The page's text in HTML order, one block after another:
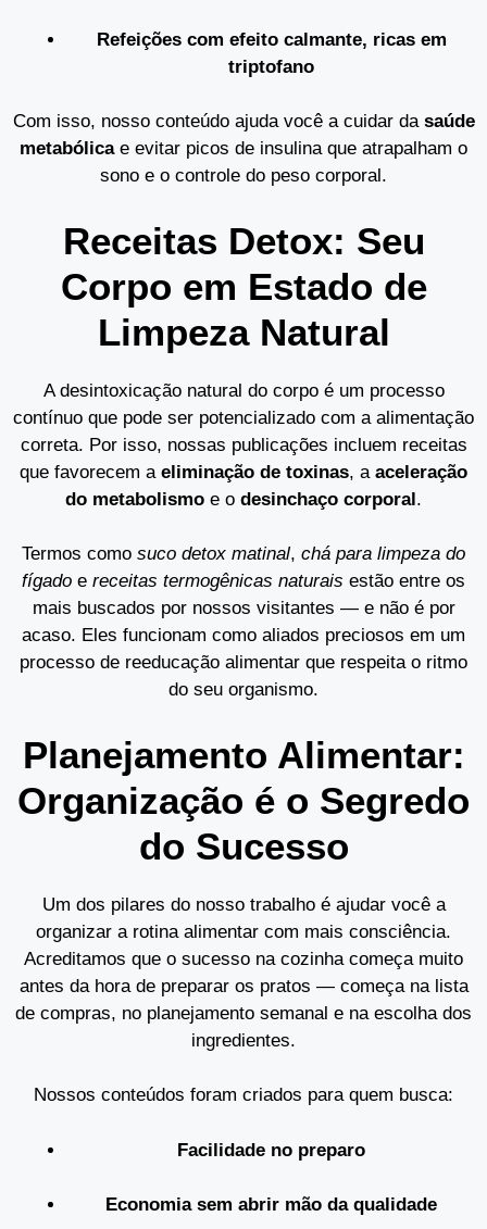
Refeições com efeito calmante, ricas em
triptofano
Com isso, nosso conteúdo ajuda você a cuidar da saúde
metabólicae evitar picos de insulina que atrapalham o
sono e o controle do peso corporal.
Receitas Detox: Seu
Corpo em Estado de
Limpeza Natural
A desintoxicação natural do corpo é um processo
contínuo que pode ser potencializado com a alimentação
correta. Por isso, nossas publicações incluem receitas
que favorecem a eliminação de toxinas, a aceleração
do metabolismo e o desinchaço corporal.
Termos como suco detox matinal, chá para limpeza do
fígado e receitas termogênicas naturais estão entre os
mais buscados por nossos visitantes — e não é por
acaso. Eles funcionam como aliados preciosos em um
processo de reeducação alimentar que respeita o ritmo
do seu organismo.
Planejamento Alimentar:
Organização é o Segredo
do Sucesso
Um dos pilares do nosso trabalho é ajudar você a
organizar a rotina alimentar com mais consciência.
Acreditamos que o sucesso na cozinha começa muito
antes da hora de preparar os pratos — começa na lista
de compras, no planejamento semanal e na escolha dos
ingredientes.
Nossos conteúdos foram criados para quem busca:
Facilidade no preparo
Economia sem abrir mão da qualidade